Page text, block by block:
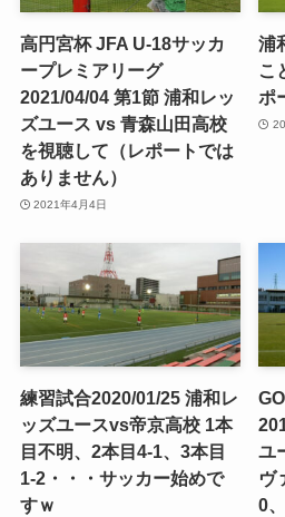
高円宮杯 JFA U-18サッカ
ープレミアリーグ
2021/04/04 第1節 浦和レッ
ズユース vs 青森山田高校
を視聴して（レポートでは
ありません）
2021年4月4日
浦
こ
ポ
練習試合2020/01/25 浦和レ
ッズユースvs帝京高校 1本
目不明、2本目4-1、3本目
1-2・・・サッカー始めで
すｗ
ユ
ヴ
0